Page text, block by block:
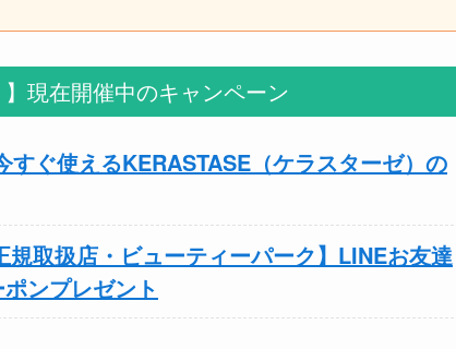
】現在開催中のキャンペーン
すぐ使えるKERASTASE（ケラスターゼ）の
規取扱店・ビューティーパーク】LINEお友達
ンプレゼント